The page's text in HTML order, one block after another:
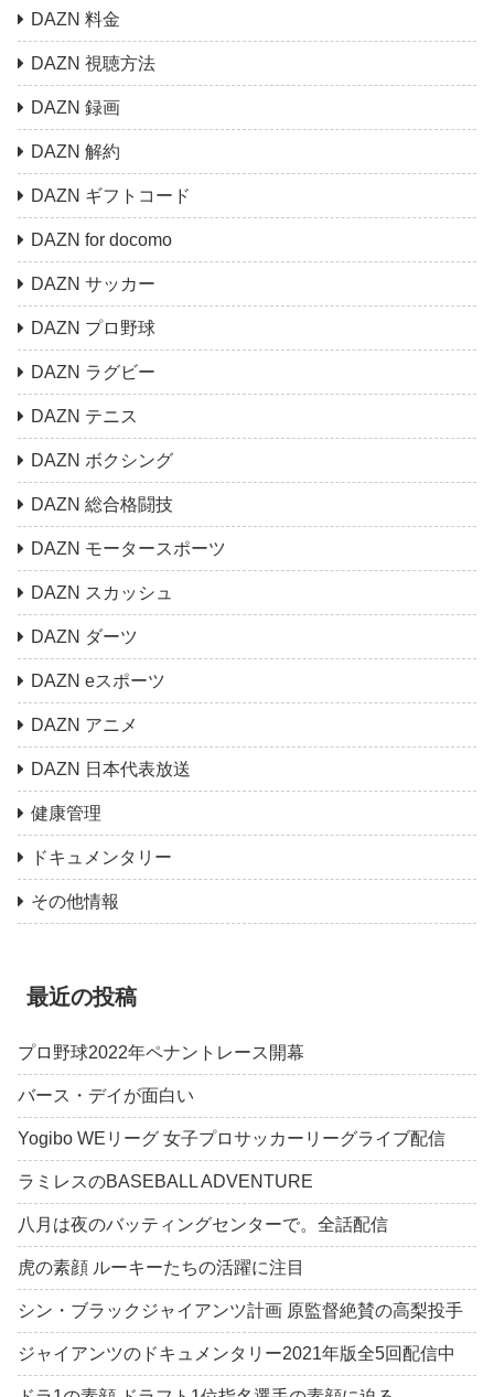
DAZN 料金
DAZN 視聴方法
DAZN 録画
DAZN 解約
DAZN ギフトコード
DAZN for docomo
DAZN サッカー
DAZN プロ野球
DAZN ラグビー
DAZN テニス
DAZN ボクシング
DAZN 総合格闘技
DAZN モータースポーツ
DAZN スカッシュ
DAZN ダーツ
DAZN eスポーツ
DAZN アニメ
DAZN 日本代表放送
健康管理
ドキュメンタリー
その他情報
最近の投稿
プロ野球2022年ペナントレース開幕
バース・デイが面白い
Yogibo WEリーグ 女子プロサッカーリーグライブ配信
ラミレスのBASEBALL ADVENTURE
八月は夜のバッティングセンターで。全話配信
虎の素顔 ルーキーたちの活躍に注目
シン・ブラックジャイアンツ計画 原監督絶賛の高梨投手
ジャイアンツのドキュメンタリー2021年版全5回配信中